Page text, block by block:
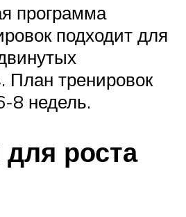
программа
подходит для
План тренировок
8 недель.
роста